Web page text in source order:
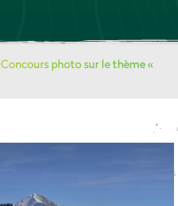
Concours photo sur le thème «